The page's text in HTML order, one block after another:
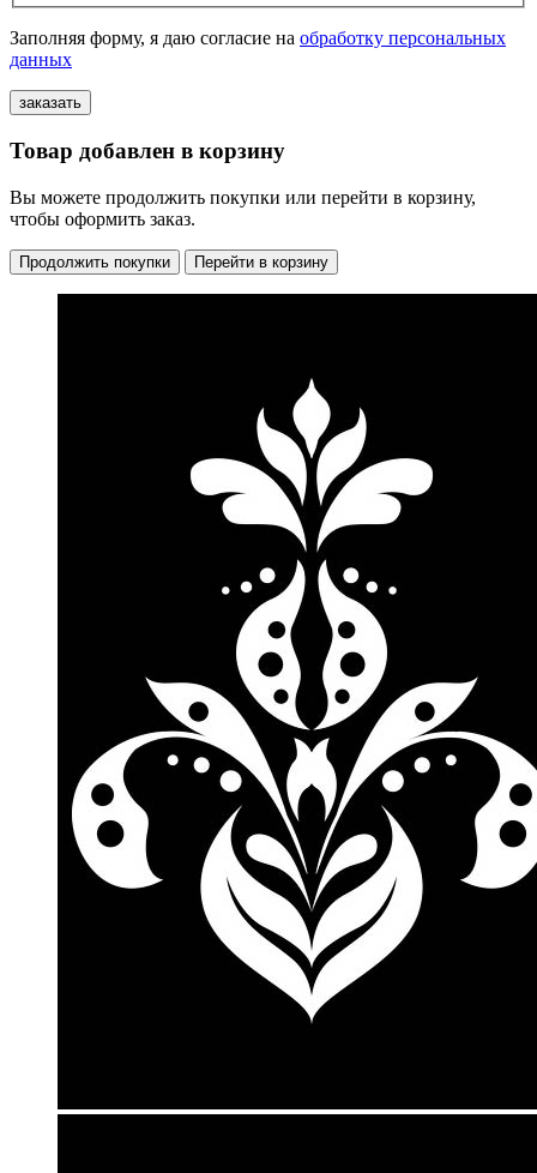
Заполняя форму, я даю согласие на обработку персональных
данных
Товар добавлен в корзину
Вы можете продолжить покупки или перейти в корзину,
чтобы оформить заказ.
Продолжить покупки Перейти в корзину